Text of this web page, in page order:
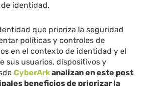
identidad.
que prioriza la seguridad
políticas y controles de
​​en el contexto de identidad y el
sus usuarios, dispositivos y
CyberArkanalizan en este post
beneficios de priorizar la